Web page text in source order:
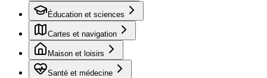
Éducation et sciences
Cartes et navigation
Maison et loisirs
Santé et médecine